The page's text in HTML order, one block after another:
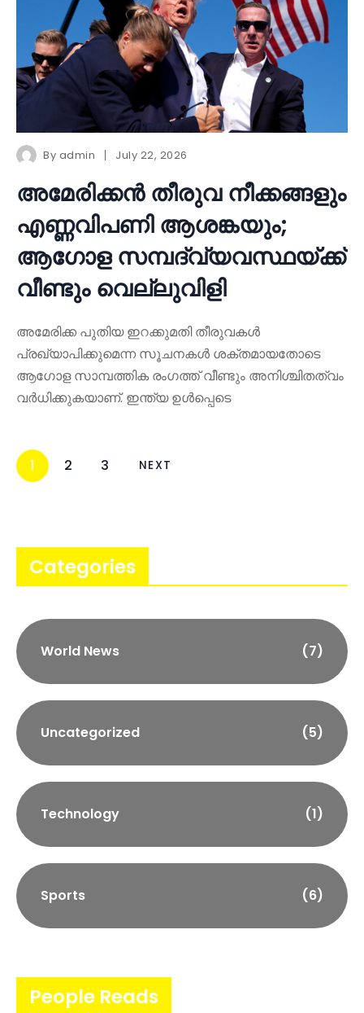
By admin July 22, 2026
അമേരിക്കൻ തീരുവ നീക്കങ്ങളും
എണ്ണവിപണി ആശങ്കയും;
ആഗോള സമ്പദ്‌വ്യവസ്ഥയ്ക്ക്
വീണ്ടും വെല്ലുവിളി
അമേരിക്ക പുതിയ ഇറക്കുമതി തീരുവകൾ
പ്രഖ്യാപിക്കുമെന്ന സൂചനകൾ ശക്തമായതോടെ
ആഗോള സാമ്പത്തിക രംഗത്ത് വീണ്ടും അനിശ്ചിതത്വം
വർധിക്കുകയാണ്. ഇന്ത്യ ഉൾപ്പെടെ
1 2 3 NEXT
Categories
World News (7)
Uncategorized (5)
Technology (1)
Sports (6)
People Reads